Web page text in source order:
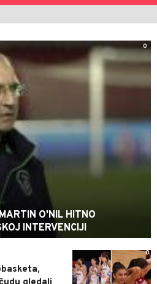
0
O'NIL HITNO
INTERVENCIJI
0